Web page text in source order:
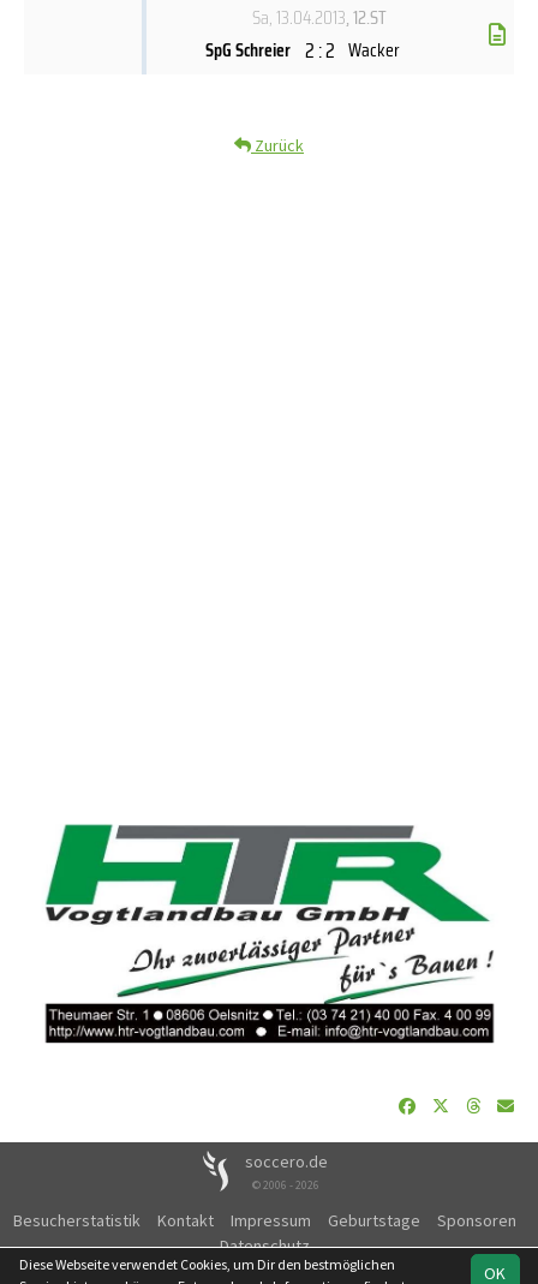
Sa, 13.04.2013, 12.ST
SpG Schreier 2 : 2 Wacker
Zurück
soccero.de
© 2006 - 2026
Besucherstatistik Kontakt Impressum Geburtstage
Sponsoren
Datenschutz
OK
Diese Webseite verwendet Cookies, um Dir den bestmöglichen